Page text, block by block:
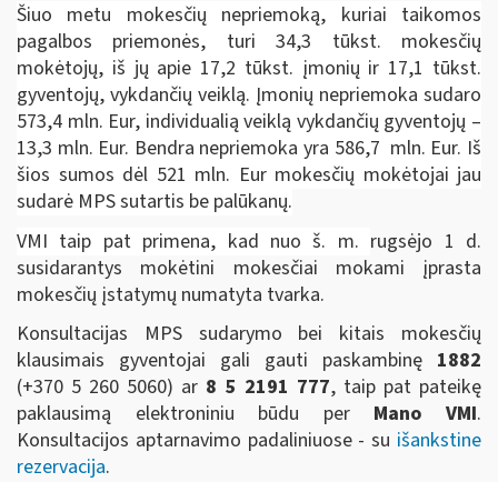
Šiuo metu mokesčių nepriemoką, kuriai taikomos
pagalbos priemonės, turi 34,3 tūkst. mokesčių
mokėtojų, iš jų apie 17,2 tūkst. įmonių ir 17,1 tūkst.
gyventojų, vykdančių veiklą. Įmonių nepriemoka sudaro
573,4 mln. Eur, individualią veiklą vykdančių gyventojų –
13,3 mln. Eur. Bendra nepriemoka yra 586,7 mln. Eur. Iš
šios sumos dėl 521 mln. Eur mokesčių mokėtojai jau
sudarė MPS sutartis be palūkanų.
VMI taip pat primena, kad nuo š. m. rugsėjo 1 d.
susidarantys mokėtini mokesčiai mokami įprasta
mokesčių įstatymų numatyta tvarka.
Konsultacijas MPS sudarymo bei kitais mokesčių
klausimais gyventojai gali gauti paskambinę 1882
(+370 5 260 5060) ar 8 5 2191 777, taip pat pateikę
paklausimą elektroniniu būdu per Mano VMI.
Konsultacijos aptarnavimo padaliniuose - su išankstine
rezervacija.